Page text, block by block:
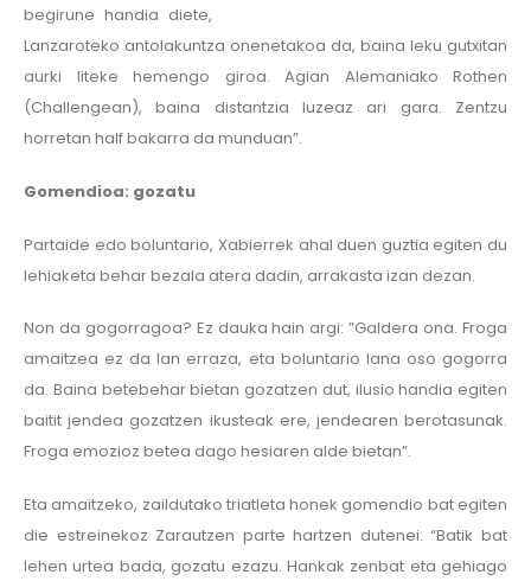
begirune handia diete,
Lanzaroteko antolakuntza onenetakoa da, baina leku gutxitan
aurki liteke hemengo giroa. Agian Alemaniako Rothen
(Challengean), baina distantzia luzeaz ari gara. Zentzu
horretan half bakarra da munduan”.
Gomendioa: gozatu
Partaide edo boluntario, Xabierrek ahal duen guztia egiten du
lehiaketa behar bezala atera dadin, arrakasta izan dezan.
Non da gogorragoa? Ez dauka hain argi: ”Galdera ona. Froga
amaitzea ez da lan erraza, eta boluntario lana oso gogorra
da. Baina betebehar bietan gozatzen dut, ilusio handia egiten
baitit jendea gozatzen ikusteak ere, jendearen berotasunak.
Froga emozioz betea dago hesiaren alde bietan”.
Eta amaitzeko, zaildutako triatleta honek gomendio bat egiten
die estreinekoz Zarautzen parte hartzen dutenei: “Batik bat
lehen urtea bada, gozatu ezazu. Hankak zenbat eta gehiago